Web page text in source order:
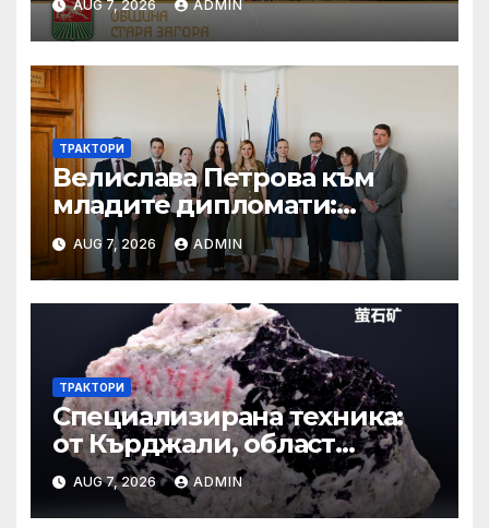
AUG 7, 2026 ADMIN
ТРАКТОРИ
Велислава Петрова към
младите дипломати:
Бъдете смели, уверени и
винаги отстоявайте
интересите на България
AUG 7, 2026 ADMIN
ТРАКТОРИ
Специализирана техника:
от Кърджали, област
Кърджали Втора ръка и
нови с ТОП цени онлайн от
AUG 7, 2026 ADMIN